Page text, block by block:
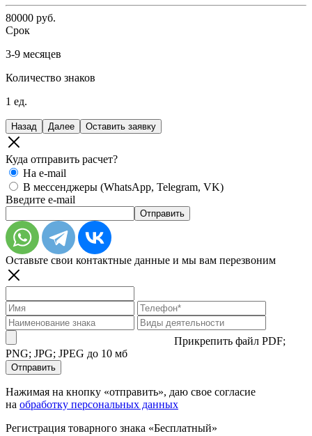
80000 руб.
Срок
3-9 месяцев
Количество знаков
1 ед.
Назад Далее Оставить заявку
Куда отправить расчет?
На e-mail
В мессенджеры (WhatsApp, Telegram, VK)
Введите e-mail
Отправить
Оставьте свои контактные данные и мы вам перезвоним
Прикрепить файл PDF;
PNG; JPG; JPEG до 10 мб
Отправить
Нажимая на кнопку «отправить», даю свое согласие
на обработку персональных данных
Регистрация товарного знака «Бесплатный»